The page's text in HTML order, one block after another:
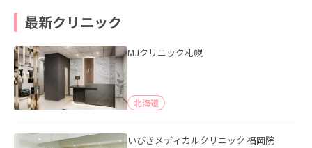
最新クリニック
MJクリニック札幌
北海道
いびきメディカルクリニック 福岡院